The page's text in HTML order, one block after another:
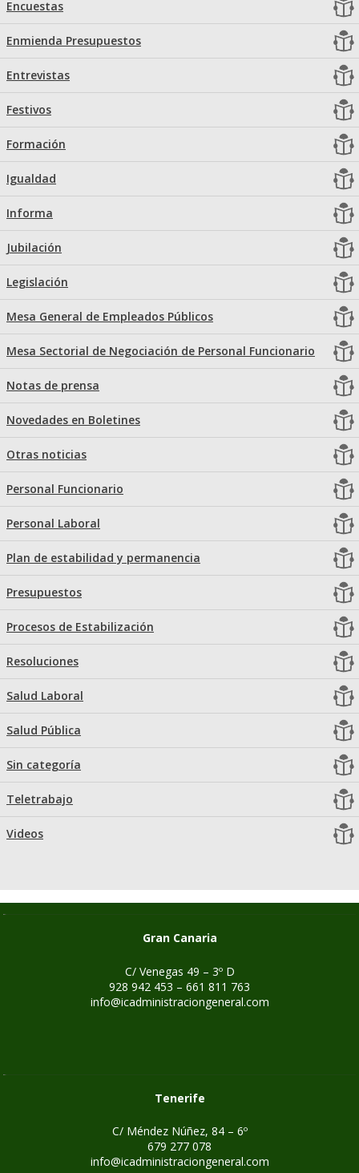
Encuestas
Enmienda Presupuestos
Entrevistas
Festivos
Formación
Igualdad
Informa
Jubilación
Legislación
Mesa General de Empleados Públicos
Mesa Sectorial de Negociación de Personal Funcionario
Notas de prensa
Novedades en Boletines
Otras noticias
Personal Funcionario
Personal Laboral
Plan de estabilidad y permanencia
Presupuestos
Procesos de Estabilización
Resoluciones
Salud Laboral
Salud Pública
Sin categoría
Teletrabajo
Videos
Gran Canaria
C/ Venegas 49 – 3º D
928 942 453 – 661 811 763
info@icadministraciongeneral.com
Tenerife
C/ Méndez Núñez, 84 – 6º
679 277 078
info@icadministraciongeneral.com